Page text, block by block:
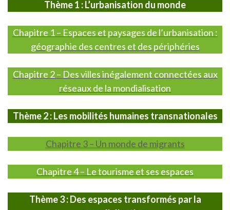
Thème 1 : L’urbanisation du monde
Chapitre 1 – Espaces et paysages de l’urbanisation :
géographie des centres et des périphéries
Chapitre 2 – Des villes inégalement connectées aux
réseaux de la mondialisation
Thème 2 : Les mobilités humaines transnationales
Chapitre 3 – Un monde de migrants
Chapitre 4 – Le tourisme et ses espaces
Thème 3 : Des espaces transformés par la